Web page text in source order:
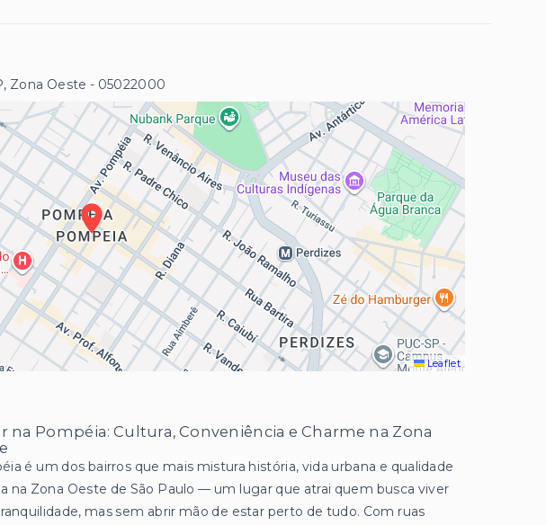
Zona Oeste - 05022000
Leaflet
na Pompéia: Cultura, Conveniência e Charme na Zona
é um dos bairros que mais mistura história, vida urbana e qualidade
na Zona Oeste de São Paulo — um lugar que atrai quem busca viver
mas sem abrir mão de estar perto de tudo. Com ruas